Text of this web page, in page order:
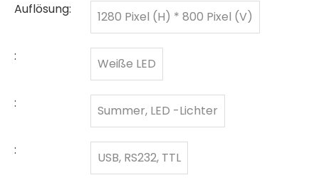
Auflösung:
1280 Pixel (H) * 800 Pixel (V)
: Weiße LED
: Summer, LED -Lichter
: USB, RS232, TTL